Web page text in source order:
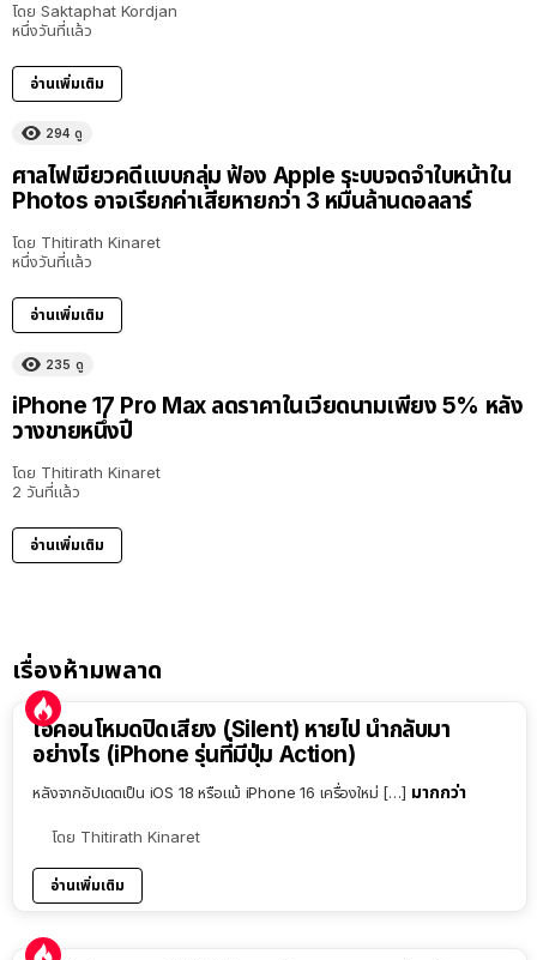
โดย Saktaphat Kordjan
หนึ่งวันที่แล้ว
อ่านเพิ่มเติม
294 ดู
ศาลไฟเขียวคดีแบบกลุ่ม ฟ้อง Apple ระบบจดจำใบหน้าใน
Photos อาจเรียกค่าเสียหายกว่า 3 หมื่นล้านดอลลาร์
โดย Thitirath Kinaret
หนึ่งวันที่แล้ว
อ่านเพิ่มเติม
235 ดู
iPhone 17 Pro Max ลดราคาในเวียดนามเพียง 5% หลัง
วางขายหนึ่งปี
โดย Thitirath Kinaret
2 วันที่แล้ว
อ่านเพิ่มเติม
เรื่องห้ามพลาด
ไอคอนโหมดปิดเสียง (Silent) หายไป นำกลับมา
อย่างไร (iPhone รุ่นที่มีปุ่ม Action)
หลังจากอัปเดตเป็น iOS 18 หรือแม้ iPhone 16 เครื่องใหม่ […] มากกว่า
โดย Thitirath Kinaret
อ่านเพิ่มเติม